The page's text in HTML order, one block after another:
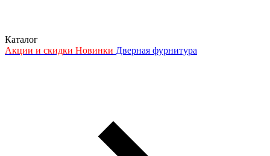
Каталог
Акции и скидки Новинки Дверная фурнитура